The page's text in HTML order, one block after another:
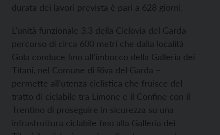
durata dei lavori prevista è pari a 628 giorni.
L’unità funzionale 3.3 della Ciclovia del Garda –
percorso di circa 600 metri che dalla località
Gola conduce fino all’imbocco della Galleria dei
Titani, nel Comune di Riva del Garda –
permette all’utenza ciclistica che fruisce del
tratto di ciclabile tra Limone e il Confine con il
Trentino di proseguire in sicurezza su una
infrastruttura ciclabile fino alla Galleria dei